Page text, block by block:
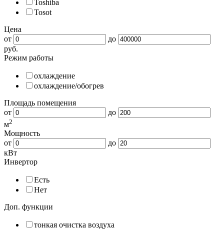
Toshiba
Tosot
Цена
от
до
руб.
Режим работы
охлаждение
охлаждение/обогрев
Площадь помещения
от
до
м2
Мощность
от
до
кВт
Инвертор
Есть
Нет
Доп. функции
тонкая очистка воздуха